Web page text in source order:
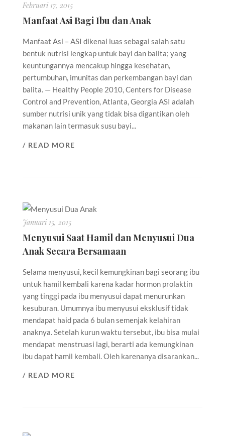
Februari 17, 2015
Manfaat Asi Bagi Ibu dan Anak
Manfaat Asi – ASI dikenal luas sebagai salah satu
bentuk nutrisi lengkap untuk bayi dan balita; yang
keuntungannya mencakup hingga kesehatan,
pertumbuhan, imunitas dan perkembangan bayi dan
balita. — Healthy People 2010, Centers for Disease
Control and Prevention, Atlanta, Georgia ASI adalah
sumber nutrisi unik yang tidak bisa digantikan oleh
makanan lain termasuk susu bayi...
/ READ MORE
Januari 15, 2015
Menyusui Saat Hamil dan Menyusui Dua
Anak Secara Bersamaan
Selama menyusui, kecil kemungkinan bagi seorang ibu
untuk hamil kembali karena kadar hormon prolaktin
yang tinggi pada ibu menyusui dapat menurunkan
kesuburan. Umumnya ibu menyusui eksklusif tidak
mendapat haid pada 6 bulan semenjak kelahiran
anaknya. Setelah kurun waktu tersebut, ibu bisa mulai
mendapat menstruasi lagi, berarti ada kemungkinan
ibu dapat hamil kembali. Oleh karenanya disarankan...
/ READ MORE